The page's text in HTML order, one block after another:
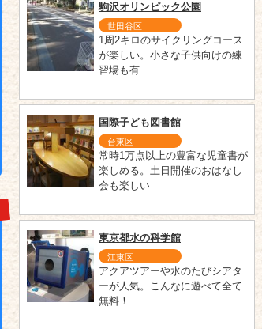
駒沢オリンピック公園
世田谷区
1周2キロのサイクリングコース
が楽しい。小さな子供向けの練
習場も有
国際子ども図書館
台東区
常時1万点以上の豊富な児童書が
楽しめる。土日開催のおはなし
会も楽しい
東京都水の科学館
江東区
アクアツアーや水のたびシアタ
ーが人気。こんなに遊べて全て
無料！